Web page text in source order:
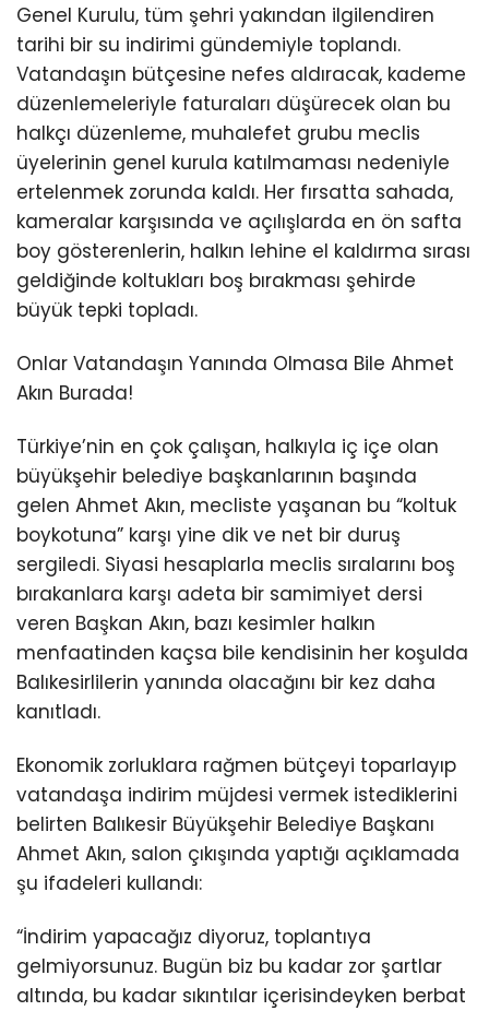
Genel Kurulu, tüm şehri yakından ilgilendiren
tarihi bir su indirimi gündemiyle toplandı.
Vatandaşın bütçesine nefes aldıracak, kademe
düzenlemeleriyle faturaları düşürecek olan bu
halkçı düzenleme, muhalefet grubu meclis
üyelerinin genel kurula katılmaması nedeniyle
ertelenmek zorunda kaldı. Her fırsatta sahada,
kameralar karşısında ve açılışlarda en ön safta
boy gösterenlerin, halkın lehine el kaldırma sırası
geldiğinde koltukları boş bırakması şehirde
büyük tepki topladı.
Onlar Vatandaşın Yanında Olmasa Bile Ahmet
Akın Burada!
Türkiye’nin en çok çalışan, halkıyla iç içe olan
büyükşehir belediye başkanlarının başında
gelen Ahmet Akın, mecliste yaşanan bu “koltuk
boykotuna” karşı yine dik ve net bir duruş
sergiledi. Siyasi hesaplarla meclis sıralarını boş
bırakanlara karşı adeta bir samimiyet dersi
veren Başkan Akın, bazı kesimler halkın
menfaatinden kaçsa bile kendisinin her koşulda
Balıkesirlilerin yanında olacağını bir kez daha
kanıtladı.
Ekonomik zorluklara rağmen bütçeyi toparlayıp
vatandaşa indirim müjdesi vermek istediklerini
belirten Balıkesir Büyükşehir Belediye Başkanı
Ahmet Akın, salon çıkışında yaptığı açıklamada
şu ifadeleri kullandı:
“İndirim yapacağız diyoruz, toplantıya
gelmiyorsunuz. Bugün biz bu kadar zor şartlar
altında, bu kadar sıkıntılar içerisindeyken berbat